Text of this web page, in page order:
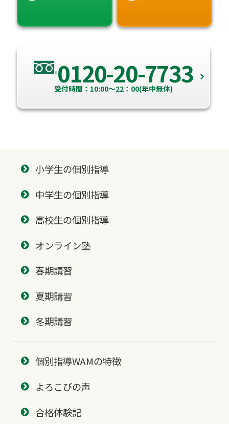
0120-20-7733
受付時間：10:00～22：00(年中無休)
小学生の個別指導
中学生の個別指導
高校生の個別指導
オンライン塾
春期講習
夏期講習
冬期講習
個別指導WAMの特徴
よろこびの声
合格体験記